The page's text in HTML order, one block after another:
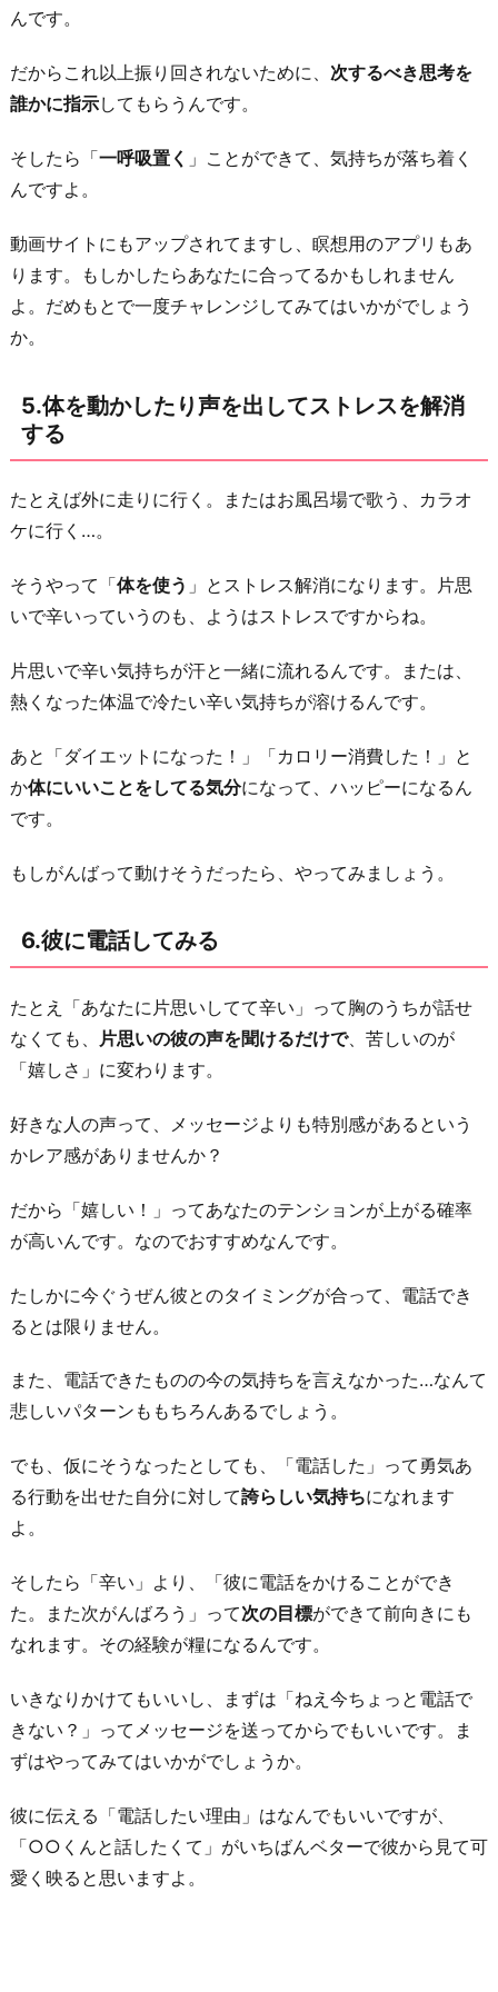
んです。
だからこれ以上振り回されないために、 次するべき思考を
誰かに指示してもらうんです。
そしたら「一呼吸置く 」ことができて、気持ちが落ち着く
んですよ。
動画サイトにもアップされてますし、瞑想用のアプリもあ
ります。もしかしたらあなたに合ってるかもしれません
よ。だめもとで一度チャレンジしてみてはいかがでしょう
か。
5.体を動かしたり声を出してストレスを解消
する
たとえば外に走りに行く。またはお風呂場で歌う、カラオ
ケに行く…。
そうやって「体を使う 」とストレス解消になります。片思
いで辛いっていうのも、ようはストレスですからね。
片思いで辛い気持ちが汗と一緒に流れるんです。または、
熱くなった体温で冷たい辛い気持ちが溶けるんです。
あと「ダイエットになった！」「カロリー消費した！」と
か体にいいことをしてる気分になって、ハッピーになるん
です。
もしがんばって動けそうだったら、やってみましょう。
6.彼に電話してみる
たとえ「あなたに片思いしてて辛い」って胸のうちが話せ
なくても、 片思いの彼の声を聞けるだけで、苦しいのが
「嬉しさ」に変わります。
好きな人の声って、メッセージよりも特別感があるという
かレア感がありませんか？
だから「嬉しい！」ってあなたのテンションが上がる確率
が高いんです。なのでおすすめなんです。
たしかに今ぐうぜん彼とのタイミングが合って、電話でき
るとは限りません。
また、電話できたものの今の気持ちを言えなかった…なんて
悲しいパターンももちろんあるでしょう。
でも、仮にそうなったとしても、「電話した」って勇気あ
る行動を出せた自分に対して誇らしい気持ちになれます
よ。
そしたら「辛い」より、「彼に電話をかけることができ
た。また次がんばろう」って次の目標ができて前向きにも
なれます。その経験が糧になるんです。
いきなりかけてもいいし、まずは「ねえ今ちょっと電話で
きない？」ってメッセージを送ってからでもいいです。ま
ずはやってみてはいかがでしょうか。
彼に伝える「電話したい理由」はなんでもいいですが、
「○○くんと話したくて」がいちばんベターで彼から見て可
愛く映ると思いますよ。